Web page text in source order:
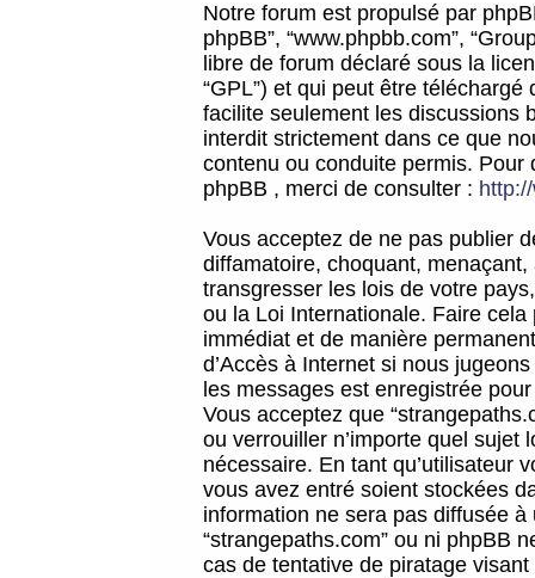
Notre forum est propulsé par
phpBB”, “www.phpbb.com”,
libre de forum déclaré sous la
“GPL”) et qui peut être téléchargé
facilite seulement les discussions
interdit strictement dans ce que
contenu ou conduite permis.
phpBB , merci de consulter :
Vous acceptez de ne pas publier
diffamatoire, choquant,
transgresser les lois de votre
ou la Loi Internationale. Faire
immédiat et de manière
d’Accès à Internet si nous
les messages est enregistrée
Vous acceptez que
ou verrouiller n’importe quel sujet
nécessaire. En tant qu’utilisateur
vous avez entré soient stockées
information ne sera pas diffusée
“strangepaths.com” ou ni phpBB
cas de tentative de piratage